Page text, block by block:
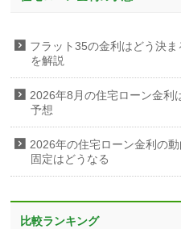
フラット35の金利はどう決
を解説
2026年8月の住宅ローン金利
予想
2026年の住宅ローン金利の
固定はどうなる
比較ランキング